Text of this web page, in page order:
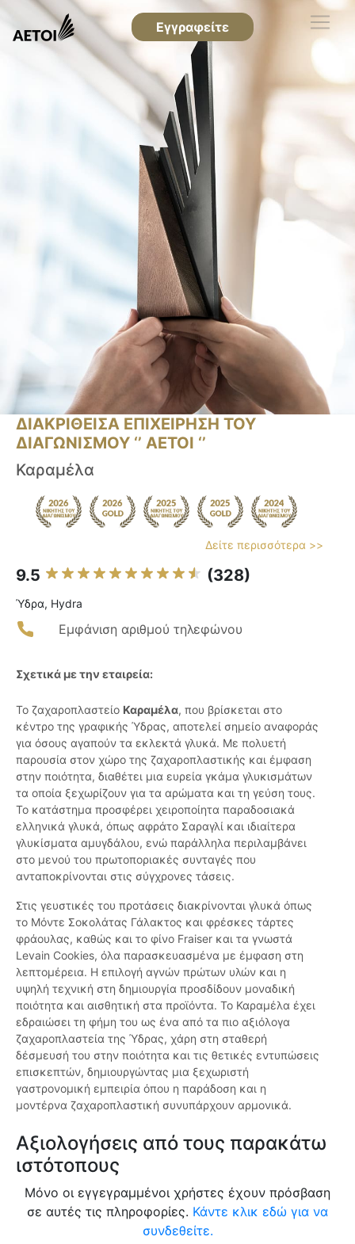
Εγγραφείτε
ΔΙΑΚΡΙΘΕΙΣΑ ΕΠΙΧΕΙΡΗΣΗ ΤΟΥ
ΔΙΑΓΩΝΙΣΜΟΥ ‘’ ΑΕΤΟΙ ‘’
Καραμέλα
Δείτε περισσότερα >>
9.5 (328)
Ύδρα, Hydra
Εμφάνιση αριθμού τηλεφώνου
Σχετικά με την εταιρεία:
Το ζαχαροπλαστείο Καραμέλα, που βρίσκεται στο
κέντρο της γραφικής Ύδρας, αποτελεί σημείο αναφοράς
για όσους αγαπούν τα εκλεκτά γλυκά. Με πολυετή
παρουσία στον χώρο της ζαχαροπλαστικής και έμφαση
στην ποιότητα, διαθέτει μια ευρεία γκάμα γλυκισμάτων
τα οποία ξεχωρίζουν για τα αρώματα και τη γεύση τους.
Το κατάστημα προσφέρει χειροποίητα παραδοσιακά
ελληνικά γλυκά, όπως αφράτο Σαραγλί και ιδιαίτερα
γλυκίσματα αμυγδάλου, ενώ παράλληλα περιλαμβάνει
στο μενού του πρωτοποριακές συνταγές που
ανταποκρίνονται στις σύγχρονες τάσεις.
Στις γευστικές του προτάσεις διακρίνονται γλυκά όπως
το Μόντε Σοκολάτας Γάλακτος και φρέσκες τάρτες
φράουλας, καθώς και το φίνο Fraiser και τα γνωστά
Levain Cookies, όλα παρασκευασμένα με έμφαση στη
λεπτομέρεια. Η επιλογή αγνών πρώτων υλών και η
υψηλή τεχνική στη δημιουργία προσδίδουν μοναδική
ποιότητα και αισθητική στα προϊόντα. Το Καραμέλα έχει
εδραιώσει τη φήμη του ως ένα από τα πιο αξιόλογα
ζαχαροπλαστεία της Ύδρας, χάρη στη σταθερή
δέσμευσή του στην ποιότητα και τις θετικές εντυπώσεις
επισκεπτών, δημιουργώντας μια ξεχωριστή
γαστρονομική εμπειρία όπου η παράδοση και η
μοντέρνα ζαχαροπλαστική συνυπάρχουν αρμονικά.
Αξιολογήσεις από τους παρακάτω
ιστότοπους
Μόνο οι εγγεγραμμένοι χρήστες έχουν πρόσβαση
σε αυτές τις πληροφορίες. Κάντε κλικ εδώ για να
συνδεθείτε.